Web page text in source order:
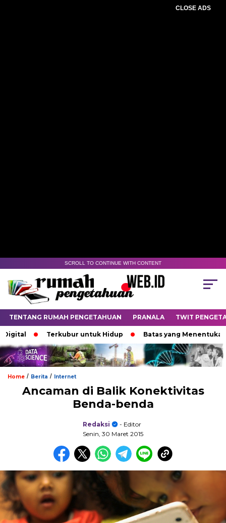
CLOSE ADS
SCROLL TO CONTINUE WITH CONTENT
TENTANG RUMAH PENGETAHUAN PRANALA TWIT
Terkubur untuk Hidup Batas yang Menentukan
Home / Berita / Internet
Ancaman di Balik Konektivitas
Benda-benda
Redaksi
- Editor
Senin, 30 Maret 2015